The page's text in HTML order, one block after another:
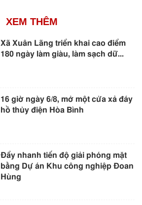
XEM THÊM
Xã Xuân Lãng triển khai cao điểm
180 ngày làm giàu, làm sạch dữ...
16 giờ ngày 6/8, mở một cửa xả đáy
hồ thủy điện Hòa Bình
Đẩy nhanh tiến độ giải phóng mặt
bằng Dự án Khu công nghiệp Đoan
Hùng